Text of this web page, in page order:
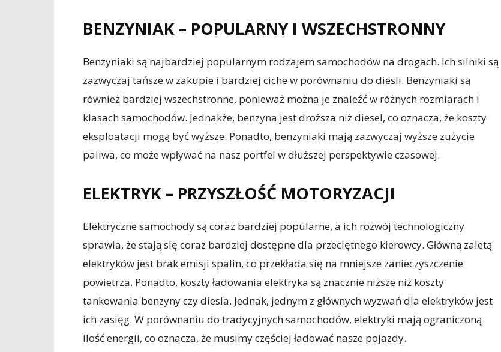
BENZYNIAK – POPULARNY I WSZECHSTRONNY
Benzyniaki są najbardziej popularnym rodzajem samochodów na drogach. Ich silniki są
zazwyczaj tańsze w zakupie i bardziej ciche w porównaniu do diesli. Benzyniaki są
również bardziej wszechstronne, ponieważ można je znaleźć w różnych rozmiarach i
klasach samochodów. Jednakże, benzyna jest droższa niż diesel, co oznacza, że koszty
eksploatacji mogą być wyższe. Ponadto, benzyniaki mają zazwyczaj wyższe zużycie
paliwa, co może wpływać na nasz portfel w dłuższej perspektywie czasowej.
ELEKTRYK – PRZYSZŁOŚĆ MOTORYZACJI
Elektryczne samochody są coraz bardziej popularne, a ich rozwój technologiczny
sprawia, że stają się coraz bardziej dostępne dla przeciętnego kierowcy. Główną zaletą
elektryków jest brak emisji spalin, co przekłada się na mniejsze zanieczyszczenie
powietrza. Ponadto, koszty ładowania elektryka są znacznie niższe niż koszty
tankowania benzyny czy diesla. Jednak, jednym z głównych wyzwań dla elektryków jest
ich zasięg. W porównaniu do tradycyjnych samochodów, elektryki mają ograniczoną
ilość energii, co oznacza, że musimy częściej ładować nasze pojazdy.